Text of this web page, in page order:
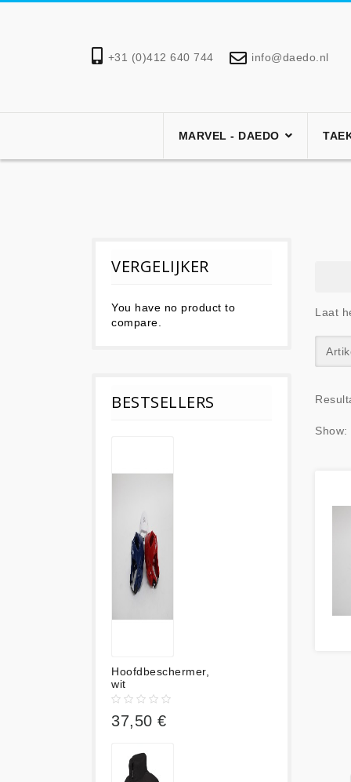
+31 (0)412 640 744 info@daedo.nl
MARVEL - DAEDO
VERGELIJKER
You have no product to
compare.
BESTSELLERS
Hoofdbeschermer,
wit
37,50 €
Laat